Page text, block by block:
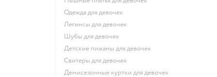
Одежда для девочек
Легинсы для девочек
Шубы для девочек
Детские пижамы для девочек
Свитеры для девочек
Демисезонные куртки для девочек